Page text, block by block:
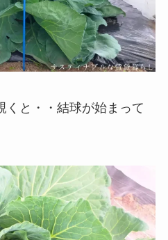
くと・・結球が始まって